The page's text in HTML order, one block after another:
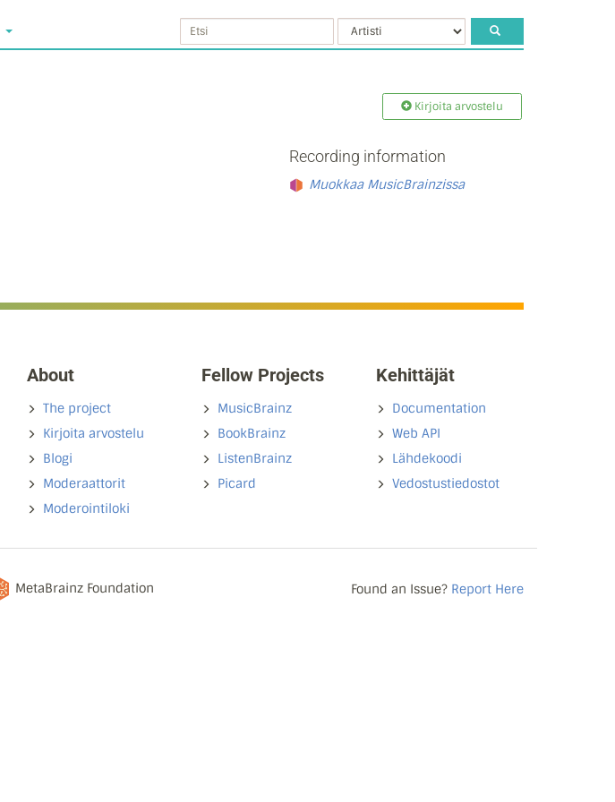
Kirjoita arvostelu
Recording information
Muokkaa MusicBrainzissa
About
The project
Kirjoita arvostelu
Blogi
Moderaattorit
Moderointiloki
Fellow Projects
MusicBrainz
BookBrainz
ListenBrainz
Picard
Kehittäjät
Documentation
Web API
Lähdekoodi
Vedostustiedostot
MetaBrainz Foundation Found an Issue? Report Here